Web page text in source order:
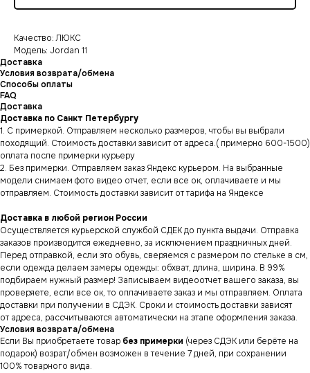
Качество: ЛЮКС
Модель: Jordan 11
Доставка
Условия возврата/обмена
Способы оплаты
FAQ
Доставка
Доставка по Санкт Петербургу
1. С примеркой. Отправляем несколько размеров, чтобы вы выбрали
походящий. Стоимость доставки зависит от адреса.( примерно 600-1500)
оплата после примерки курьеру
2. Без примерки. Отправляем заказ Яндекс курьером. На выбранные
модели снимаем фото видео отчет, если все ок, оплачиваете и мы
отправляем. Стоимость доставки зависит от тарифа на Яндексе
Доставка в любой регион России
Осуществляется курьерской службой СДЕК до пункта выдачи. Отправка
заказов производится ежедневно, за исключением праздничных дней.
Перед отправкой, если это обувь, сверяемся с размером по стельке в см,
если одежда делаем замеры одежды: обхват, длина, ширина. В 99%
подбираем нужный размер! Записываем видеоотчет вашего заказа, вы
проверяете, если все ок, то оплачиваете заказ и мы отправляем. Оплата
доставки при получении в СДЭК. Сроки и стоимость доставки зависят
от адреса, рассчитываются автоматически на этапе оформления заказа.
Условия возврата/обмена
Если Вы приобретаете товар без примерки (через СДЭК или берёте на
подарок) возрат/обмен возможен в течение 7 дней, при сохранении
100% товарного вида.